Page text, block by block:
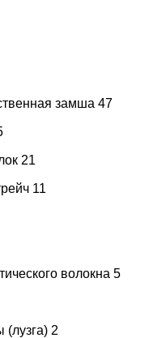
замша 47
21
11
волокна 5
(лузга) 2